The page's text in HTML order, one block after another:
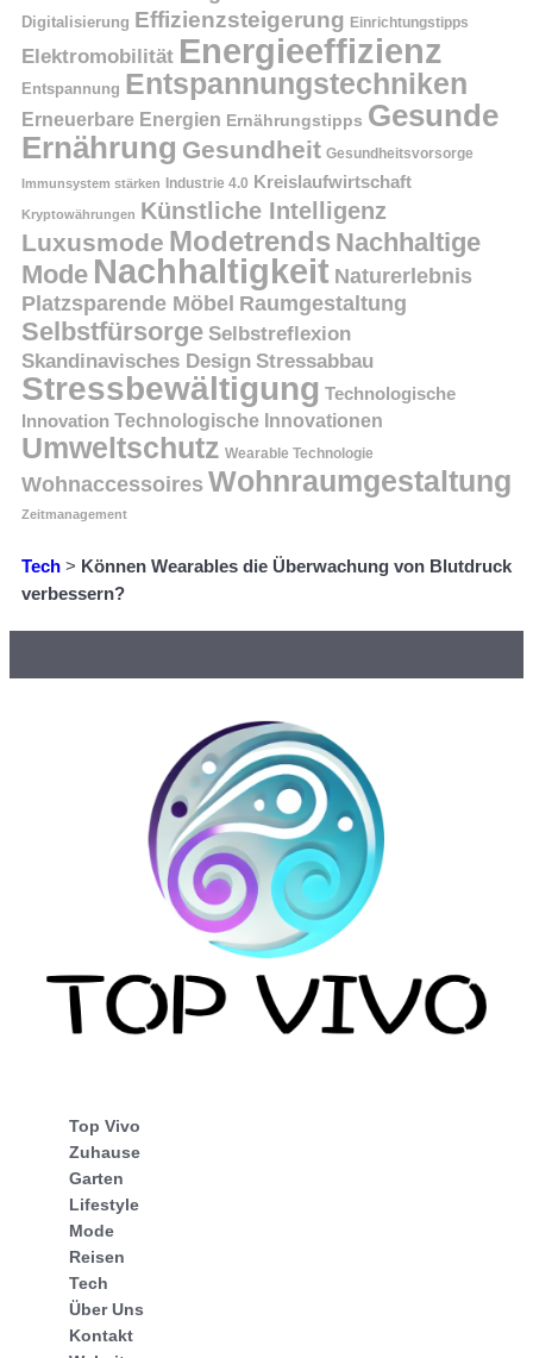
Digitalisierung Effizienzsteigerung Einrichtungstipps
Elektromobilität Energieeffizienz
Entspannung Entspannungstechniken
Erneuerbare Energien Ernährungstipps Gesunde
Ernährung Gesundheit Gesundheitsvorsorge
Immunsystem stärken Industrie 4.0 Kreislaufwirtschaft
Kryptowährungen Künstliche Intelligenz
Luxusmode Modetrends Nachhaltige
Mode Nachhaltigkeit Naturerlebnis
Platzsparende Möbel Raumgestaltung
Selbstfürsorge Selbstreflexion
Skandinavisches Design Stressabbau
Stressbewältigung Technologische
Innovation Technologische Innovationen
Umweltschutz Wearable Technologie
Wohnaccessoires Wohnraumgestaltung
Zeitmanagement
Tech > Können Wearables die Überwachung von Blutdruck
verbessern?
Top Vivo
Zuhause
Garten
Lifestyle
Mode
Reisen
Tech
Über Uns
Kontakt